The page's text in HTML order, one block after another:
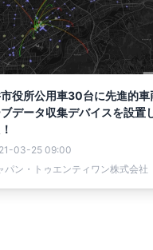
役所公用車30台に先進的車
データ収集デバイスを設置
03-25 09:00
パン・トゥエンティワン株式会社